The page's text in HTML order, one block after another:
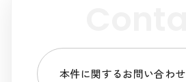
本件に関するお問い合わせ